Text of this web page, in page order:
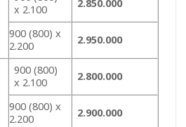
x 2.100
2.850.000
900 (800) x
2.200
2.950.000
900 (800)
x 2.100
2.800.000
900 (800) x
2.200
2.900.000